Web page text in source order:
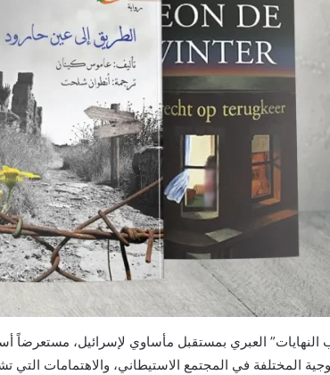
النهايات” العبري بمستقبل مأساوي لإسرائيل، مستعرضاً
المختلفة في المجتمع الاستيطاني، والاهتمامات التي